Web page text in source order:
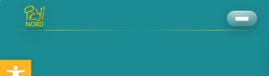
Ouvrir la barre d’outils